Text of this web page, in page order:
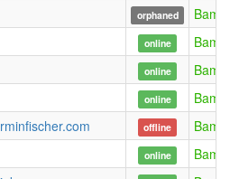
orphaned
online
online
online
offline
online